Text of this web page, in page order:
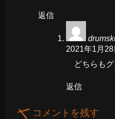
返信
2021年1月28
どちらも
返信
コメントを残す